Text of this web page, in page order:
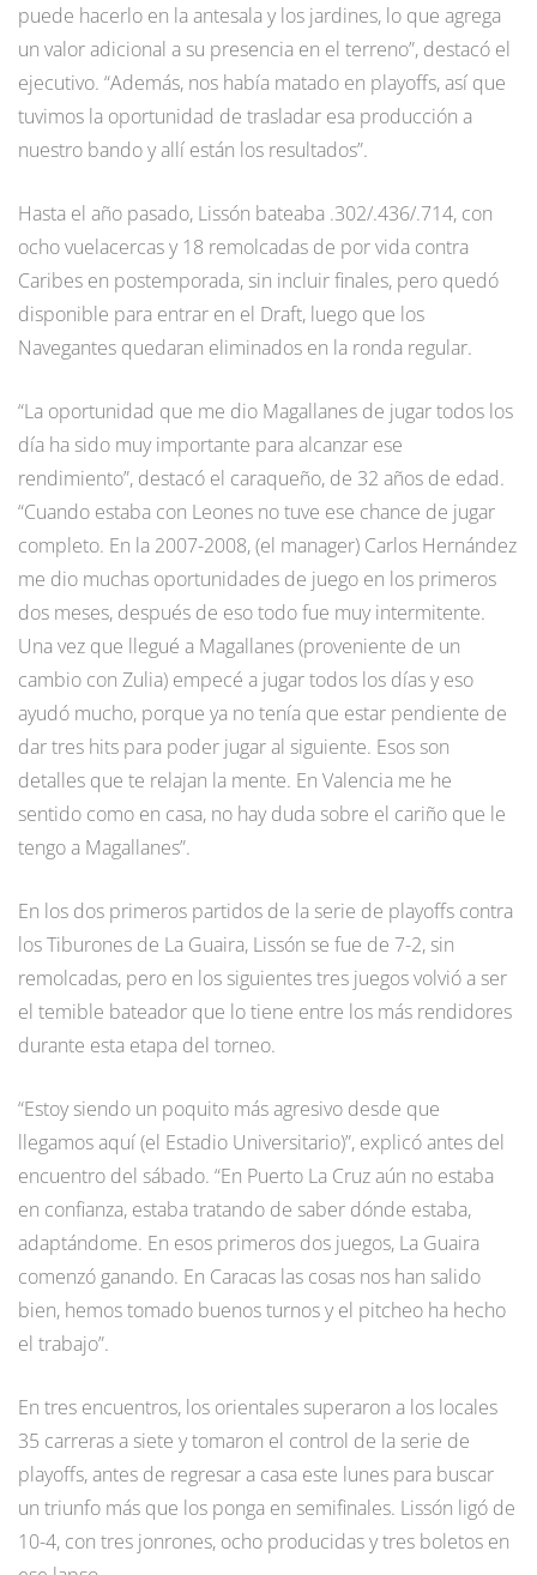
puede hacerlo en la antesala y los jardines, lo que agrega
un valor adicional a su presencia en el terreno”, destacó el
ejecutivo. “Además, nos había matado en playoffs, así que
tuvimos la oportunidad de trasladar esa producción a
nuestro bando y allí están los resultados”.
Hasta el año pasado, Lissón bateaba .302/.436/.714, con
ocho vuelacercas y 18 remolcadas de por vida contra
Caribes en postemporada, sin incluir finales, pero quedó
disponible para entrar en el Draft, luego que los
Navegantes quedaran eliminados en la ronda regular.
“La oportunidad que me dio Magallanes de jugar todos los
día ha sido muy importante para alcanzar ese
rendimiento”, destacó el caraqueño, de 32 años de edad.
“Cuando estaba con Leones no tuve ese chance de jugar
completo. En la 2007-2008, (el manager) Carlos Hernández
me dio muchas oportunidades de juego en los primeros
dos meses, después de eso todo fue muy intermitente.
Una vez que llegué a Magallanes (proveniente de un
cambio con Zulia) empecé a jugar todos los días y eso
ayudó mucho, porque ya no tenía que estar pendiente de
dar tres hits para poder jugar al siguiente. Esos son
detalles que te relajan la mente. En Valencia me he
sentido como en casa, no hay duda sobre el cariño que le
tengo a Magallanes”.
En los dos primeros partidos de la serie de playoffs contra
los Tiburones de La Guaira, Lissón se fue de 7-2, sin
remolcadas, pero en los siguientes tres juegos volvió a ser
el temible bateador que lo tiene entre los más rendidores
durante esta etapa del torneo.
“Estoy siendo un poquito más agresivo desde que
llegamos aquí (el Estadio Universitario)”, explicó antes del
encuentro del sábado. “En Puerto La Cruz aún no estaba
en confianza, estaba tratando de saber dónde estaba,
adaptándome. En esos primeros dos juegos, La Guaira
comenzó ganando. En Caracas las cosas nos han salido
bien, hemos tomado buenos turnos y el pitcheo ha hecho
el trabajo”.
En tres encuentros, los orientales superaron a los locales
35 carreras a siete y tomaron el control de la serie de
playoffs, antes de regresar a casa este lunes para buscar
un triunfo más que los ponga en semifinales. Lissón ligó de
10-4, con tres jonrones, ocho producidas y tres boletos en